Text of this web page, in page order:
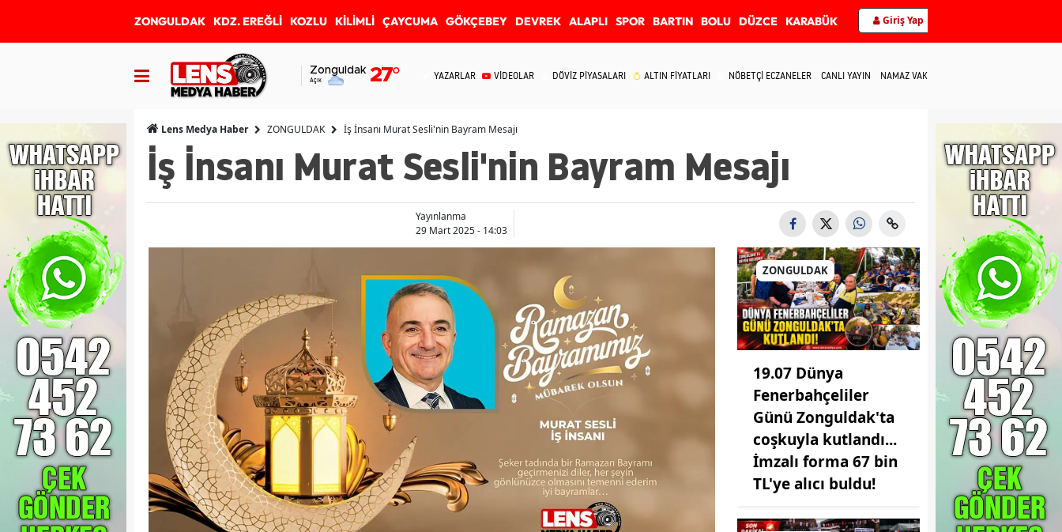
ZONGULDAK KDZ. EREĞLİ KOZLU KİLİMLİ ÇAYCUMA GÖKÇEBEY DEVREK ALAPLI SPOR BARTIN BOLU DÜZCE KARABÜK Giriş Yap
Zonguldak
Açık 27° YAZARLAR VİDEOLAR DÖVİZ PİYASALARI ALTIN FİYATLARI NÖBETÇİ ECZANELER CANLI YAYIN NAMAZ VAKİTLERİ
Lens Medya Haber ZONGULDAK İş İnsanı Murat Sesli'nin Bayram Mesajı
İş İnsanı Murat Sesli'nin Bayram Mesajı
Yayınlanma
29 Mart 2025 - 14:03
ZONGULDAK
19.07 Dünya
Fenerbahçeliler
Günü Zonguldak'ta
coşkuyla kutlandı...
İmzalı forma 67 bin
TL'ye alıcı buldu!